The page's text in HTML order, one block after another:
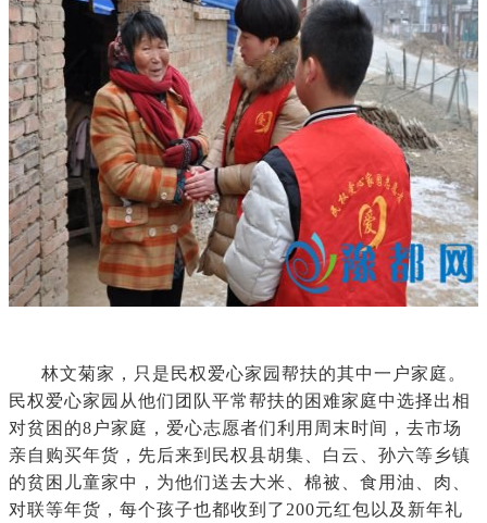
林文菊家，只是民权爱心家园帮扶的其中一户家庭。
民权爱心家园从他们团队平常帮扶的困难家庭中选择出相
对贫困的8户家庭，爱心志愿者们利用周末时间，去市场
亲自购买年货，先后来到民权县胡集、白云、孙六等乡镇
的贫困儿童家中，为他们送去大米、棉被、食用油、肉、
对联等年货，每个孩子也都收到了200元红包以及新年礼